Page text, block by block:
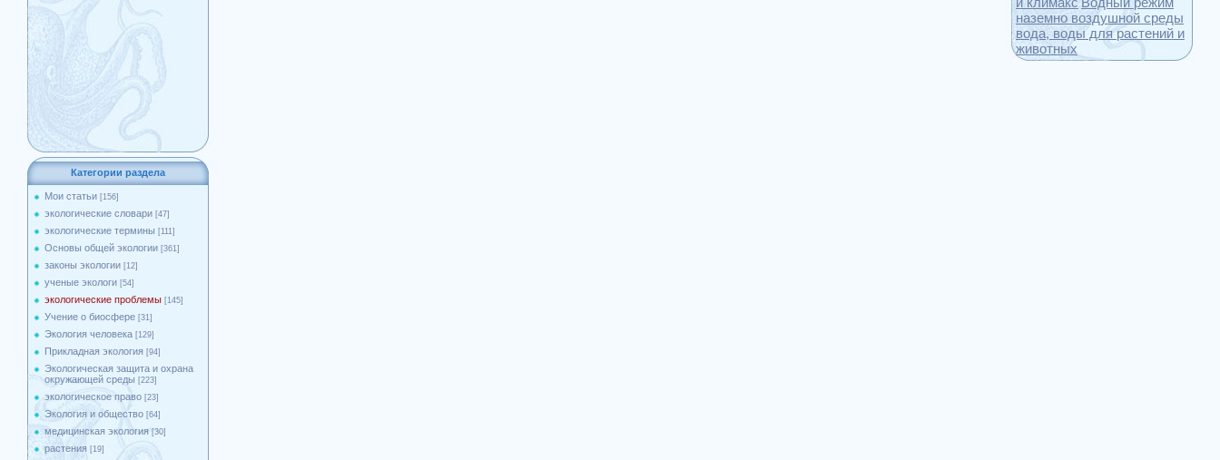
Категории раздела
Мои статьи [156]
экологические словари [47]
экологические термины [111]
Основы общей экологии [361]
законы экологии [12]
ученые экологи [54]
экологические проблемы [145]
Учение о биосфере [31]
Экология человека [129]
Прикладная экология [94]
Экологическая защита и охрана
окружающей среды [223]
экологическое право [23]
Экология и общество [64]
медицинская экология [30]
растения [19]
наземно воздушной среды
вода, воды для растений и
животных